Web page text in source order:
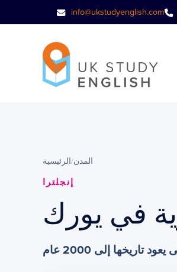
info@ukstudyenglish.com
الرئيسية/المدن
إنجلترا
في يورك
إلى 2000 عام